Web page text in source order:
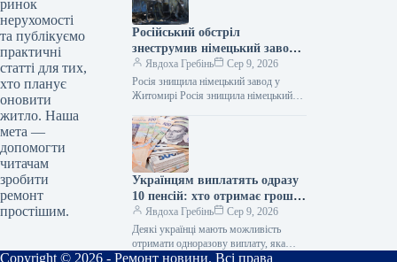
ринок
нерухомості
та публікуємо
практичні
статті для тих,
хто планує
оновити
житло. Наша
мета —
допомогти
читачам
зробити
ремонт
простішим.
Російський обстріл
знеструмив німецький завод
на Житомирщині, зупинивши
роботу 3500 працівників
Явдоха Гребінь
Сер 9, 2026
Росія знищила німецький завод у
Житомирі Росія знищила німецький
ворог завдав масованого удару…
Українцям виплатять одразу
10 пенсій: хто отримає гроші
одним платежем
Явдоха Гребінь
Сер 9, 2026
Деякі українці мають можливість
отримати одноразову виплату, яка
дорівнює десяти місячним пенсіям.
Copyright © 2026 - Ремонт новини. Всі права